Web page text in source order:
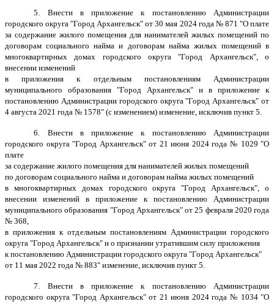
5. Внести в приложение к постановлению Администрации
городского округа "Город Архангельск" от 30 мая 2024 года № 871 "О плате
за содержание жилого помещения для нанимателей жилых помещений по
договорам социального найма и договорам найма жилых помещений в
многоквартирных домах городского округа "Город Архангельск", о
внесении изменений
в приложения к отдельным постановлениям Администрации
муниципального образования "Город Архангельск" и в приложение к
постановлению Администрации городского округа "Город Архангельск" от
4 августа 2021 года № 1578" (с изменением) изменение, исключив пункт 5.
6. Внести в приложение к постановлению Администрации
городского округа "Город Архангельск" от 21 июня 2024 года № 1029 "О
плате
за содержание жилого помещения для нанимателей жилых помещений
по договорам социального найма и договорам найма жилых помещений
в многоквартирных домах городского округа "Город Архангельск", о
внесении изменений в приложение к постановлению Администрации
муниципального образования "Город Архангельск" от 25 февраля 2020 года
№ 368,
в приложения к отдельным постановлениям Администрации городского
округа "Город Архангельск" и о признании утратившим силу приложения
к постановлению Администрации городского округа "Город Архангельск"
от 11 мая 2022 года № 883" изменение, исключив пункт 5.
7. Внести в приложение к постановлению Администрации
городского округа "Город Архангельск" от 21 июня 2024 года № 1034 "О